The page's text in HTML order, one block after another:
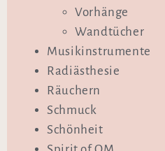
Vorhänge
Wandtücher
Musikinstrumente
Radiästhesie
Räuchern
Schmuck
Schönheit